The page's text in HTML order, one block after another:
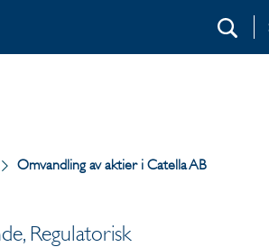
Sök
Omvandling av aktier i Catella AB
Regulatorisk